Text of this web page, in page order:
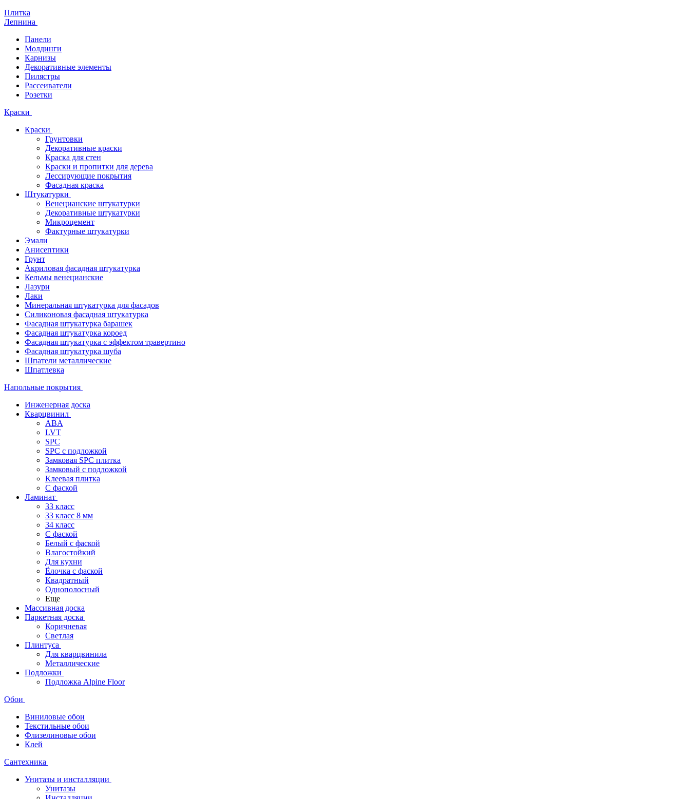
Плитка
Лепнина
Панели
Молдинги
Карнизы
Декоративные элементы
Пилястры
Рассеиватели
Розетки
Краски
Краски
Грунтовки
Декоративные краски
Краска для стен
Краски и пропитки для дерева
Лессирующие покрытия
Фасадная краска
Штукатурки
Венецианские штукатурки
Декоративные штукатурки
Микроцемент
Фактурные штукатурки
Эмали
Анисептики
Грунт
Акриловая фасадная штукатурка
Кельмы венецианские
Лазури
Лаки
Минеральная штукатурка для фасадов
Силиконовая фасадная штукатурка
Фасадная штукатурка барашек
Фасадная штукатурка короед
Фасадная штукатурка с эффектом травертино
Фасадная штукатурка шуба
Шпатели металлические
Шпатлевка
Напольные покрытия
Инженерная доска
Кварцвинил
ABA
LVT
SPC
SPC с подложкой
Замковая SPC плитка
Замковый с подложкой
Клеевая плитка
С фаской
Ламинат
33 класс
33 класс 8 мм
34 класс
C фаской
Белый с фаской
Влагостойкий
Для кухни
Ёлочка с фаской
Квадратный
Однополосный
Еще
Массивная доска
Паркетная доска
Коричневая
Светлая
Плинтуса
Для кварцвинила
Металлические
Подложки
Подложка Alpine Floor
Обои
Виниловые обои
Текстильные обои
Флизелиновые обои
Клей
Сантехника
Унитазы и инсталляции
Унитазы